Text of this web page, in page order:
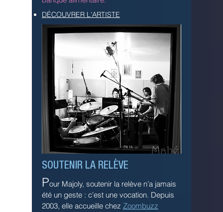
DÉCOUVRER L'ARTISTE
SOUTENIR LA RELÈVE
Pour Majoly, soutenir la relève n’a jamais
été un geste : c’est une vocation. Depuis
2003, elle accueille chez Zoombuzz